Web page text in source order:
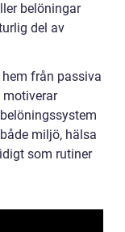
belöningar
del av
från passiva
miljö, hälsa
som rutiner